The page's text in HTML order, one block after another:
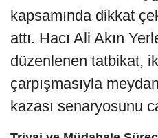
kapsamında dikkat
attı. Hacı Ali Akın
düzenlenen tatbikat,
çarpışmasıyla
kazası senaryosunu